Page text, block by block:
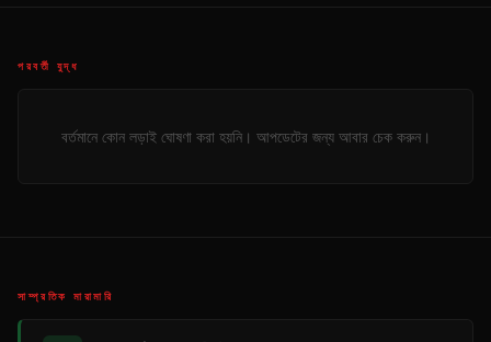
পরবর্তী যুদ্ধ
বর্তমানে কোন লড়াই ঘোষণা করা হয়নি। আপডেটের জন্য আবার চেক করুন।
সাম্প্রতিক মারামারি